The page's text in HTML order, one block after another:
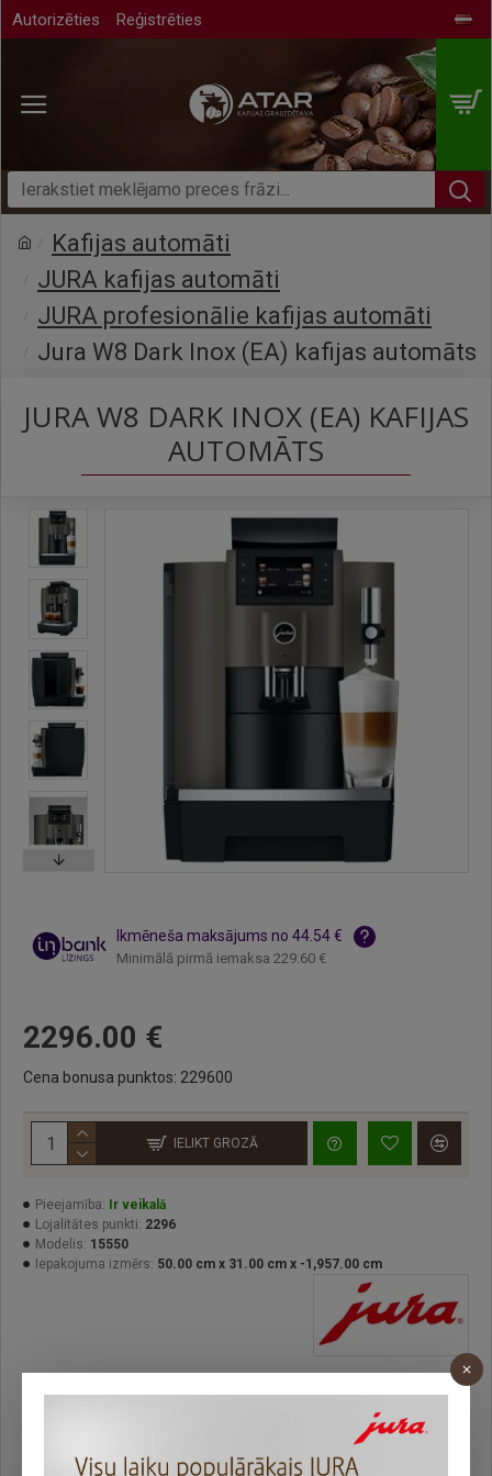
Autorizēties Reģistrēties
Kafijas automāti
JURA kafijas automāti
JURA profesionālie kafijas automāti
Jura W8 Dark Inox (EA) kafijas automāts
JURA W8 DARK INOX (EA) KAFIJAS
AUTOMĀTS
Pieejamība:
Ir veikalā
Lojalitātes punkti: 2296
Modelis: 15550
Iepakojuma izmērs: 50.00 cm x 31.00 cm x -1,957.00 cm
2296.00 €
Cena bonusa punktos: 229600
Ikmēneša maksājums no 44.54 €
Minimālā pirmā iemaksa 229.60 €
IELIKT GROZĀ
kopumā piedāvājot 17 dažādas kafijas receptes, kas katra
tiek pagatavota nevainojamā kvalitātē. Par dzērienu izcilo
garšu un tekstūru rūpējas jaunākās paaudzes P.A.G.2